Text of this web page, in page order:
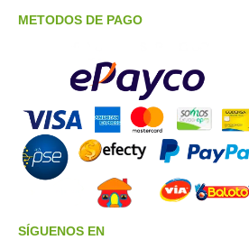
METODOS DE PAGO
SÍGUENOS EN